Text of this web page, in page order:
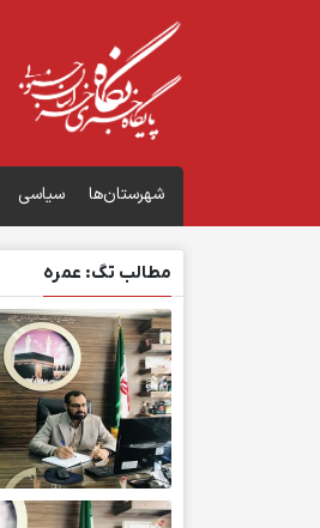
شهرستان‌ها سیاسی
مطالب تگ: عمره